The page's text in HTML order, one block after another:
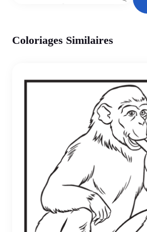
Coloriages Similaires